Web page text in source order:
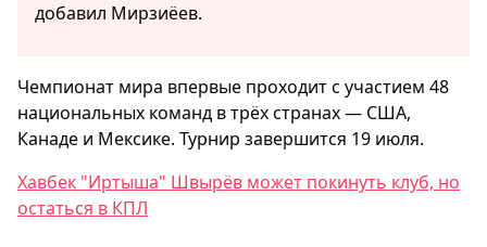
добавил Мирзиёев.
Чемпионат мира впервые проходит с участием 48
национальных команд в трёх странах — США,
Канаде и Мексике. Турнир завершится 19 июля.
Хавбек "Иртыша" Швырёв может покинуть клуб, но
остаться в КПЛ